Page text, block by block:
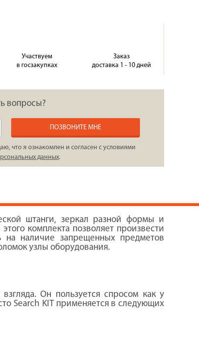
Участвуем
в госзакупках
Заказ
доставка 1 - 10 дней
вопросы?
ПОЗВОНИТЕ МНЕ
что я ознакомлен и согласен с условиями
данных.
штанги, зеркал разной формы и
комплекта позволяет произвести
наличие запрещенных предметов
узлы оборудования.
Он пользуется спросом как у
Search KIT применяется в следующих